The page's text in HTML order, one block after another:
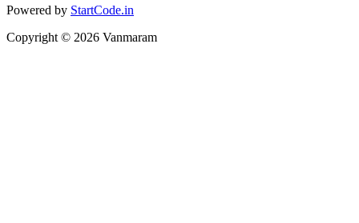
Powered by StartCode.in
Copyright © 2026 Vanmaram